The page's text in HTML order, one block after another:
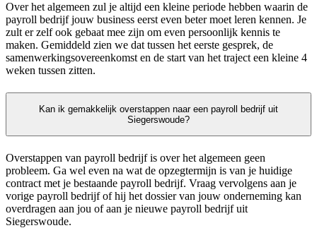
Over het algemeen zul je altijd een kleine periode hebben waarin de
payroll bedrijf jouw business eerst even beter moet leren kennen. Je
zult er zelf ook gebaat mee zijn om even persoonlijk kennis te
maken. Gemiddeld zien we dat tussen het eerste gesprek, de
samenwerkingsovereenkomst en de start van het traject een kleine 4
weken tussen zitten.
Kan ik gemakkelijk overstappen naar een payroll bedrijf uit
Siegerswoude?
Overstappen van payroll bedrijf is over het algemeen geen
probleem. Ga wel even na wat de opzegtermijn is van je huidige
contract met je bestaande payroll bedrijf. Vraag vervolgens aan je
vorige payroll bedrijf of hij het dossier van jouw onderneming kan
overdragen aan jou of aan je nieuwe payroll bedrijf uit
Siegerswoude.